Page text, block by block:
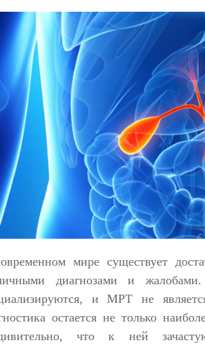
мире существует
диагнозами и
и МРТ не
остается не только
что к ней